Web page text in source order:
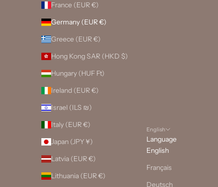
France (EUR €)
Germany (EUR €)
Greece (EUR €)
Hong Kong SAR (HKD $)
Hungary (HUF Ft)
Ireland (EUR €)
Israel (ILS ₪)
Italy (EUR €)
Japan (JPY ¥)
Latvia (EUR €)
Lithuania (EUR €)
English
Language
English
Français
Deutsch